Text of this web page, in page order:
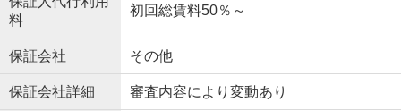
料
初回総賃料50％～
保証会社 その他
保証会社詳細 審査内容により変動あり